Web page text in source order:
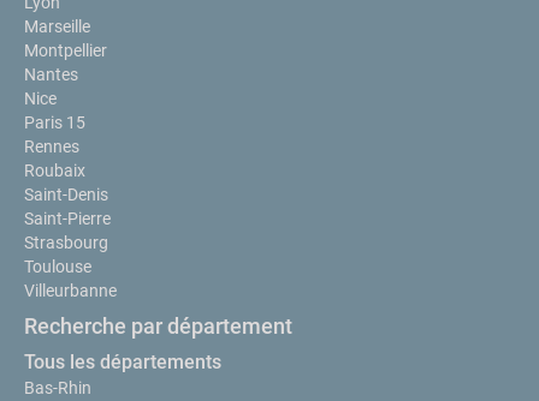
Marseille
Montpellier
Nantes
Nice
Paris 15
Rennes
Roubaix
Saint-Denis
Saint-Pierre
Strasbourg
Toulouse
Villeurbanne
Recherche par département
Tous les départements
Bas-Rhin